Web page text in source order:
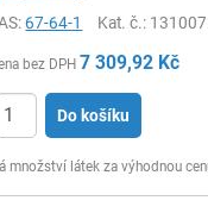
67-64-1 Kat. č.:
bez DPH 7 309,92 Kč
Do košíku
množství látek za výhodnou